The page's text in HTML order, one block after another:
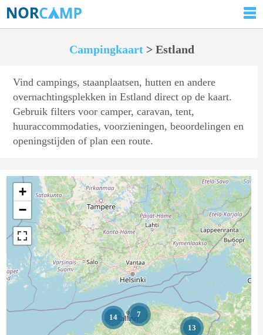
Campingkaart> Estland
Vind campings, staanplaatsen, hutten en andere
overnachtingsplekken in Estland direct op de kaart.
Gebruik filters voor camper, caravan, tent,
huuraccommodaties, voorzieningen, beoordelingen en
openingstijden of plan een route.
14
7
13
+
−